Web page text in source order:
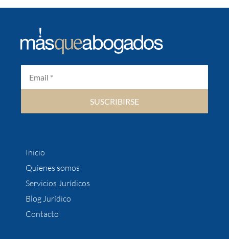
SUSCRIBIRSE
Inicio
Quienes somos
Servicios Jurídicos
Blog Jurídico
Contacto